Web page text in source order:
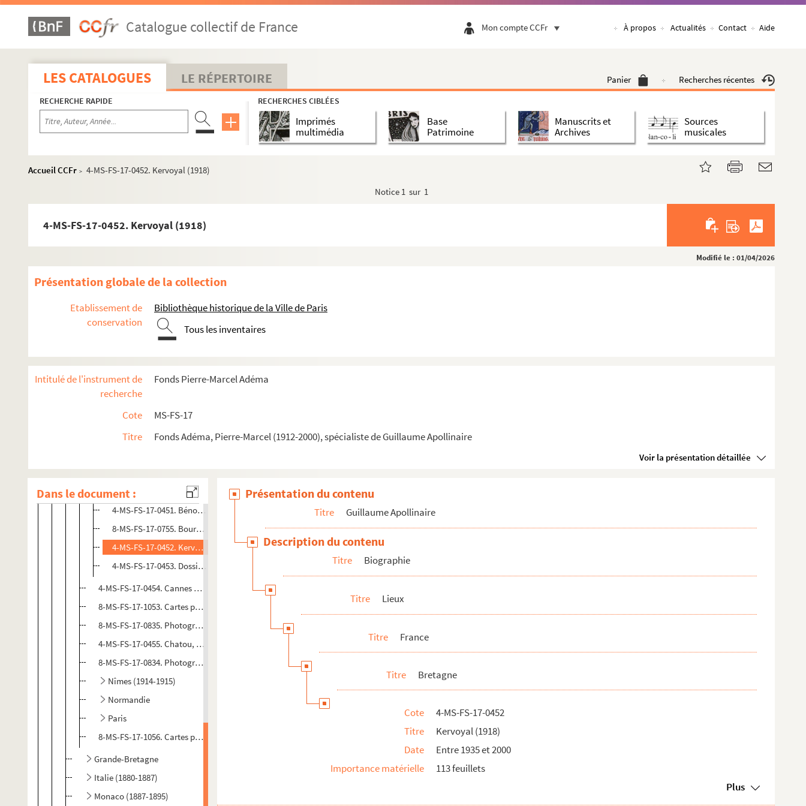
Catalogue collectif de France Mon compte CCFr À propos Actualités Contact Aide
LES CATALOGUES LE RÉPERTOIRE Panier Recherches récentes
RECHERCHE RAPIDE RECHERCHES CIBLÉES
Imprimés
multimédia
Base
Patrimoine
Manuscrits et
Archives
Sources
musicales
Accueil CCFr > 4-MS-FS-17-0452. Kervoyal (1918)
Notice 1 sur 1
4-MS-FS-17-0452. Kervoyal (1918)
Modifié le : 01/04/2026
Présentation globale de la collection
Etablissement de
conservation
Bibliothèque historique de la Ville de Paris
Tous les inventaires
Intitulé de l'instrument de
recherche
Fonds Pierre-Marcel Adéma
Cote
MS-FS-17
Titre
Fonds Adéma, Pierre-Marcel (1912-2000), spécialiste de Guillaume Apollinaire
Voir la présentation détaillée
Dans le document :
Guillaume Apollinaire
Œuvres
Correspondance
4-MS-FS-17-0406. Personnalité
4-MS-FS-17-0405. Thème astrologique
4-MS-FS-17-1330. « Les grands écrivains : Guillaume Apollinaire », dessins de Montjardin,
Événements
4-MS-FS-17-0444. Pierre-Marcel Adéma. Sur les pas d'Apollinaire (1880-1902)
4-MS-FS-17-0445. Pierre-Marcel Adéma. Sur les pas d'Apollinaire (1903-1913)
4-MS-FS-17-0446. Pierre-Marcel Adéma. Sur les pas d'Apollinaire (1914-1918)
Belgique
8-MS-FS-17-0836. Ch. Doumer (photographe, Barbizon, France). Barbizon, la forêt
4-MS-FS-17-0449. Pierre-Marcel Adéma. Guillaume Apollinaire et la Bretagne : conférence, Vannes, 9 novembre 1994
4-MS-FS-17-0450. La Baule, Le Croisic, Guérande (1913)
4-MS-FS-17-0451. Bénodet (1917)
8-MS-FS-17-0755. Bourg-de-Batz
4-MS-FS-17-0452. Kervoyal (1918)
4-MS-FS-17-0453. Dossier documentaire
4-MS-FS-17-0454. Cannes et Nice (1896-1898)
8-MS-FS-17-1053. Cartes postales anciennes de Cannes, Nice et Laghet
8-MS-FS-17-0835. Photographe non identifié. Carcassonne, vue générale de la cité
4-MS-FS-17-0455. Chatou, Le Vésinet
8-MS-FS-17-0834. Photographe non identifié. Villa louée par Angélica Kostrowtzski, 8 boulevard Carnot au Vésinet
Nîmes (1914-1915)
Normandie
Paris
8-MS-FS-17-1056. Cartes postales anciennes diverses : Baccarat, Carcassonne, Chateau-Thierry, Garavan, Lyon, Marseill...
Grande-Bretagne
Italie (1880-1887)
Monaco (1887-1895)
Présentation du contenu
Titre Guillaume Apollinaire
Description du contenu
Titre Biographie
Titre Lieux
Titre France
Titre Bretagne
Cote
4-MS-FS-17-0452
Titre
Kervoyal (1918)
Date
Entre 1935 et 2000
Importance matérielle
113 feuillets
Plus